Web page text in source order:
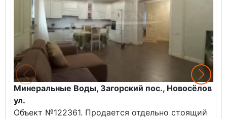
Минеральные Воды, Загорский пос., Новосёлов
ул.
Объект №122361. Продается отдельно стоящий